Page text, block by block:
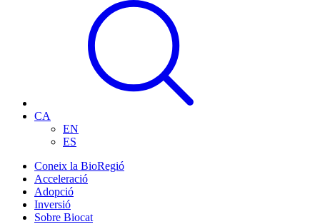
CA
EN
ES
Coneix la BioRegió
Acceleració
Adopció
Inversió
Sobre Biocat